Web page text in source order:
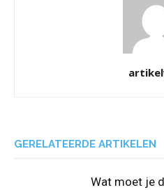
GERELATEERDE ARTIKELEN
Wat moet je